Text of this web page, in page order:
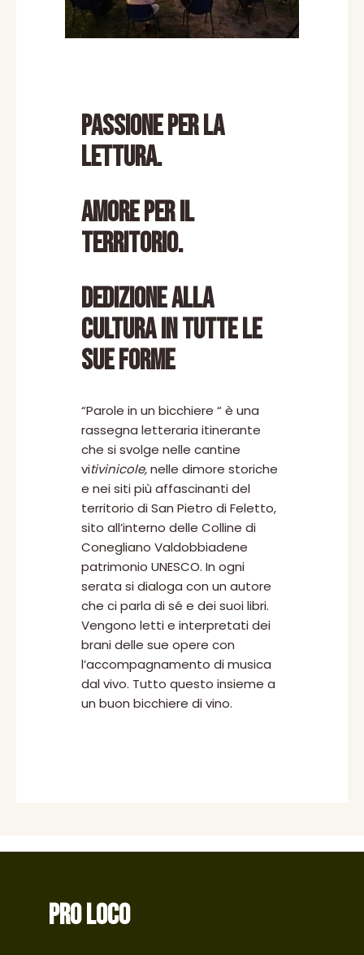
PASSIONE PER LA
LETTURA.
AMORE PER IL
TERRITORIO.
DEDIZIONE ALLA
CULTURA IN TUTTE LE
SUE FORME
“Parole in un bicchiere “ è una
rassegna letteraria itinerante
che si svolge nelle cantine
vitivinicole,nelle dimore storiche
e nei siti più affascinanti del
territorio di San Pietro di Feletto,
sito all’interno delle Colline di
Conegliano Valdobbiadene
patrimonio UNESCO. In ogni
serata si dialoga con un autore
che ci parla di sé e dei suoi libri.
Vengono letti e interpretati dei
brani delle sue opere con
l’accompagnamento di musica
dal vivo. Tutto questo insieme a
un buon bicchiere di vino.
PRO LOCO